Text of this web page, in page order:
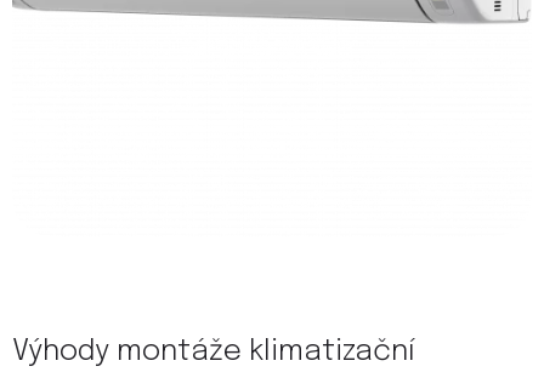
Výhody montáže klimatizační